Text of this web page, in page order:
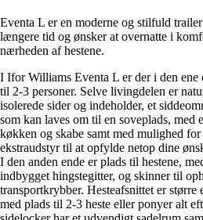
Eventa L er en moderne og stilfuld
længere tid og ønsker at overnatte i
nærheden af hestene.
I Ifor Williams Eventa L er der i den
til 2-3 personer. Selve livingdelen er
isolerede sider og indeholder, et
som kan laves om til en soveplads, med
køkken og skabe samt med mulighed
ekstraudstyr til at opfylde netop dine
I den anden ende er plads til hestene,
indbygget hingstegitter, og skinner til
transportkrybber. Hesteafsnittet er
med plads til 2-3 heste eller ponyer alt